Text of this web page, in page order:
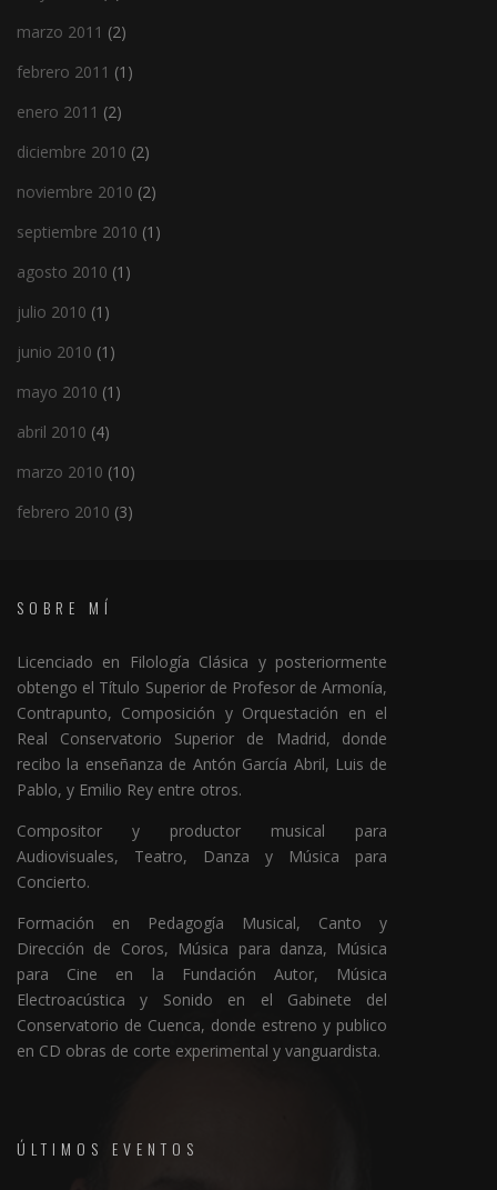
marzo 2011 (2)
febrero 2011 (1)
enero 2011 (2)
diciembre 2010 (2)
noviembre 2010 (2)
septiembre 2010 (1)
agosto 2010 (1)
julio 2010 (1)
junio 2010 (1)
mayo 2010 (1)
abril 2010 (4)
marzo 2010 (10)
febrero 2010 (3)
SOBRE MÍ
Licenciado en Filología Clásica y posteriormente
obtengo el Título Superior de Profesor de Armonía,
Contrapunto, Composición y Orquestación en el
Real Conservatorio Superior de Madrid, donde
recibo la enseñanza de Antón García Abril, Luis de
Pablo, y Emilio Rey entre otros.
Compositor y productor musical para
Audiovisuales, Teatro, Danza y Música para
Concierto.
Formación en Pedagogía Musical, Canto y
Dirección de Coros, Música para danza, Música
para Cine en la Fundación Autor, Música
Electroacústica y Sonido en el Gabinete del
Conservatorio de Cuenca, donde estreno y publico
en CD obras de corte experimental y vanguardista.
ÚLTIMOS EVENTOS